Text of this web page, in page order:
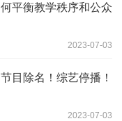
平衡教学秩序和公众
2023-07-03
目除名！​综艺停播！
2023-07-03